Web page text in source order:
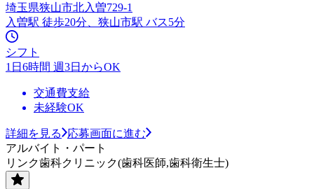
埼玉県狭山市北入曽729-1
入曽駅 徒歩20分、狭山市駅 バス5分
シフト
1日6時間 週3日からOK
交通費支給
未経験OK
詳細を見る
応募画面に進む
アルバイト・パート
リンク歯科クリニック(歯科医師,歯科衛生士)